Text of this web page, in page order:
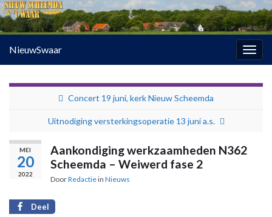
NieuwSwaar
Concert 19 juni, kerk Nieuw Scheemda
Uitnodiging versterkingsoperatie 13 juni a.s.
MEI
20
2022
Aankondiging werkzaamheden N362
Scheemda – Weiwerd fase 2
DoorRedactiein Nieuws
Deel